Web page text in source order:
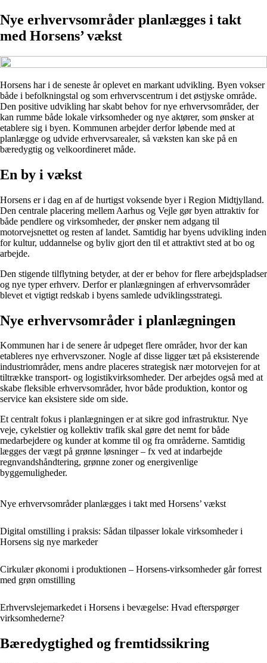
Nye erhvervsområder planlægges i takt
med Horsens’ vækst
Horsens har i de seneste år oplevet en markant udvikling. Byen vokser
både i befolkningstal og som erhvervscentrum i det østjyske område.
Den positive udvikling har skabt behov for nye erhvervsområder, der
kan rumme både lokale virksomheder og nye aktører, som ønsker at
etablere sig i byen. Kommunen arbejder derfor løbende med at
planlægge og udvide erhvervsarealer, så væksten kan ske på en
bæredygtig og velkoordineret måde.
En by i vækst
Horsens er i dag en af de hurtigst voksende byer i Region Midtjylland.
Den centrale placering mellem Aarhus og Vejle gør byen attraktiv for
både pendlere og virksomheder, der ønsker nem adgang til
motorvejsnettet og resten af landet. Samtidig har byens udvikling inden
for kultur, uddannelse og byliv gjort den til et attraktivt sted at bo og
arbejde.
Den stigende tilflytning betyder, at der er behov for flere arbejdspladser
og nye typer erhverv. Derfor er planlægningen af erhvervsområder
blevet et vigtigt redskab i byens samlede udviklingsstrategi.
Nye erhvervsområder i planlægningen
Kommunen har i de senere år udpeget flere områder, hvor der kan
etableres nye erhvervszoner. Nogle af disse ligger tæt på eksisterende
industriområder, mens andre placeres strategisk nær motorvejen for at
tiltrække transport- og logistikvirksomheder. Der arbejdes også med at
skabe fleksible erhvervsområder, hvor både produktion, kontor og
service kan eksistere side om side.
Et centralt fokus i planlægningen er at sikre god infrastruktur. Nye
veje, cykelstier og kollektiv trafik skal gøre det nemt for både
medarbejdere og kunder at komme til og fra områderne. Samtidig
lægges der vægt på grønne løsninger – fx ved at indarbejde
regnvandshåndtering, grønne zoner og energivenlige
byggemuligheder.
Nye erhvervsområder planlægges i takt med Horsens’ vækst
Digital omstilling i praksis: Sådan tilpasser lokale virksomheder i
Horsens sig nye markeder
Cirkulær økonomi i produktionen – Horsens-virksomheder går forrest
med grøn omstilling
Erhvervslejemarkedet i Horsens i bevægelse: Hvad efterspørger
virksomhederne?
Bæredygtighed og fremtidssikring